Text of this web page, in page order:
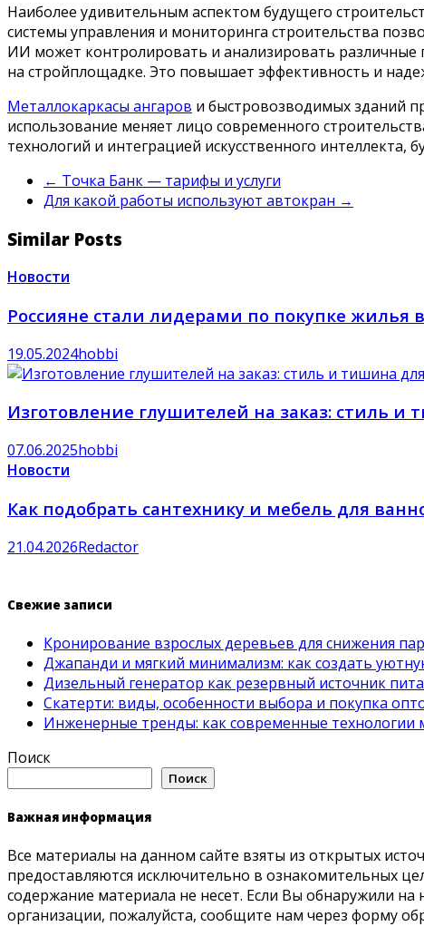
Наиболее удивительным аспектом будущего
системы управления и мониторинга строительства
ИИ может контролировать и анализировать различные
на стройплощадке. Это повышает эффективность и
Металлокаркасы ангаров и быстровозводимых зданий
использование меняет лицо современного
технологий и интеграцией искусственного
← Точка Банк — тарифы и услуги
Для какой работы используют автокран →
Similar Posts
Новости
Россияне стали лидерами по покупке жилья
19.05.2024hobbi
Изготовление глушителей на заказ: стиль
07.06.2025hobbi
Новости
Как подобрать сантехнику и мебель для
21.04.2026Redactor
Свежие записи
Кронирование взрослых деревьев для снижения
Джапанди и мягкий минимализм: как создать
Дизельный генератор как резервный источник
Скатерти: виды, особенности выбора и покупка
Инженерные тренды: как современные
Поиск
Поиск
Важная информация
Все материалы на данном сайте взяты из открытых
предоставляются исключительно в ознакомительных
содержание материала не несет. Если Вы обнаружили
организации, пожалуйста, сообщите нам через форму